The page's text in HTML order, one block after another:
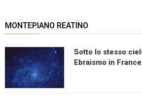
MONTEPIANO REATINO
Sotto lo stesso
Ebraismo in